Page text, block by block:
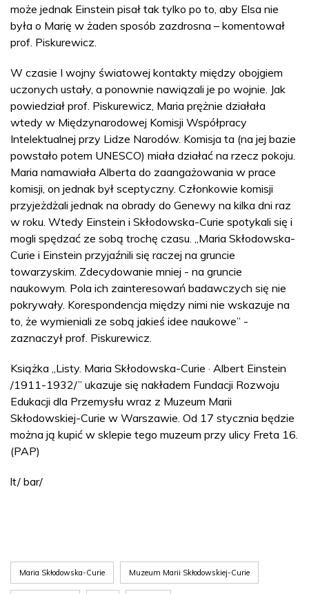
może jednak Einstein pisał tak tylko po to, aby Elsa nie
była o Marię w żaden sposób zazdrosna – komentował
prof. Piskurewicz.
W czasie I wojny światowej kontakty między obojgiem
uczonych ustały, a ponownie nawiązali je po wojnie. Jak
powiedział prof. Piskurewicz, Maria prężnie działała
wtedy w Międzynarodowej Komisji Współpracy
Intelektualnej przy Lidze Narodów. Komisja ta (na jej bazie
powstało potem UNESCO) miała działać na rzecz pokoju.
Maria namawiała Alberta do zaangażowania w prace
komisji, on jednak był sceptyczny. Członkowie komisji
przyjeżdżali jednak na obrady do Genewy na kilka dni raz
w roku. Wtedy Einstein i Skłodowska-Curie spotykali się i
mogli spędzać ze sobą trochę czasu. „Maria Skłodowska-
Curie i Einstein przyjaźnili się raczej na gruncie
towarzyskim. Zdecydowanie mniej - na gruncie
naukowym. Pola ich zainteresowań badawczych się nie
pokrywały. Korespondencja między nimi nie wskazuje na
to, że wymieniali ze sobą jakieś idee naukowe” -
zaznaczył prof. Piskurewicz.
Książka „Listy. Maria Skłodowska-Curie · Albert Einstein
/1911-1932/” ukazuje się nakładem Fundacji Rozwoju
Edukacji dla Przemysłu wraz z Muzeum Marii
Skłodowskiej-Curie w Warszawie. Od 17 stycznia będzie
można ją kupić w sklepie tego muzeum przy ulicy Freta 16.
(PAP)
lt/ bar/
Maria Skłodowska-Curie Muzeum Marii Skłodowskiej-Curie